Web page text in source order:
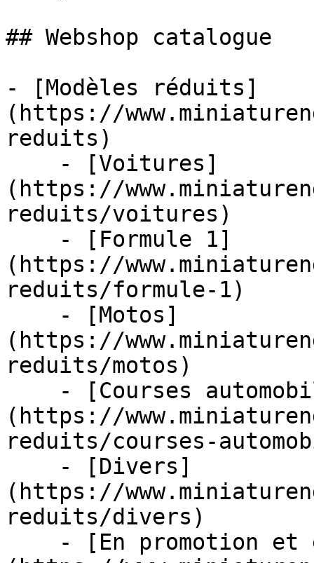
## Webshop catalogue
- [Modèles réduits]
(https://
reduits)
(https://
reduits/voitures)
(https://
reduits/formule-1)
(https://
reduits/motos)
(https://
reduits/courses-
(https://
reduits/divers)